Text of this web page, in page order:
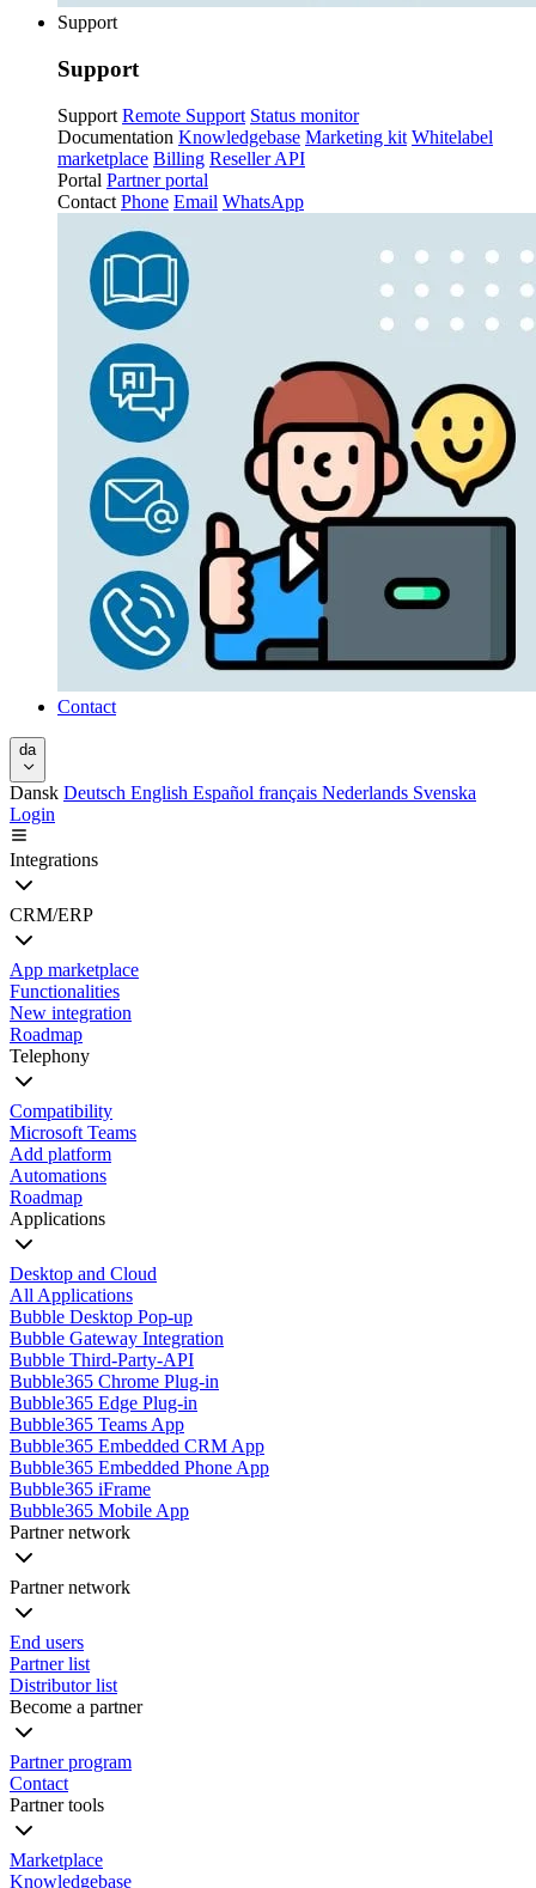
Support
Support
Support Remote Support Status monitor
Documentation Knowledgebase Marketing kit Whitelabel
marketplace Billing Reseller API
Portal Partner portal
Contact Phone Email WhatsApp
Contact
da
Dansk Deutsch English Español français Nederlands Svenska
Login
Integrations
CRM/ERP
App marketplace
Functionalities
New integration
Roadmap
Telephony
Compatibility
Microsoft Teams
Add platform
Automations
Roadmap
Applications
Desktop and Cloud
All Applications
Bubble Desktop Pop-up
Bubble Gateway Integration
Bubble Third-Party-API
Bubble365 Chrome Plug-in
Bubble365 Edge Plug-in
Bubble365 Teams App
Bubble365 Embedded CRM App
Bubble365 Embedded Phone App
Bubble365 iFrame
Bubble365 Mobile App
Partner network
Partner network
End users
Partner list
Distributor list
Become a partner
Partner program
Contact
Partner tools
Marketplace
Knowledgebase